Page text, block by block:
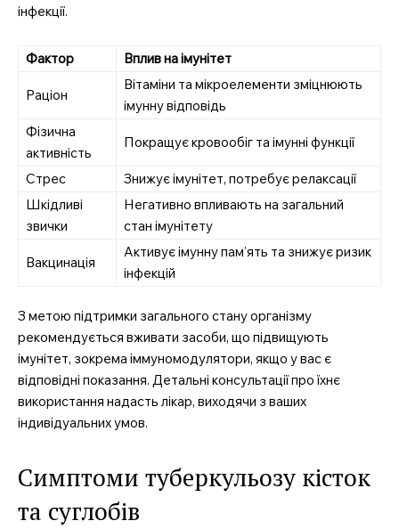
інфекції.
Фактор Вплив на імунітет
Раціон
Вітаміни та мікроелементи зміцнюють
імунну відповідь
Фізична
активність
Покращує кровообіг та імунні функції
Стрес
Знижує імунітет, потребує релаксації
Шкідливі
звички
Негативно впливають на загальний
стан імунітету
Вакцинація
Активує імунну пам’ять та знижує ризик
інфекцій
З метою підтримки загального стану організму
рекомендується вживати засоби, що підвищують
імунітет, зокрема іммуномодулятори, якщо у вас є
відповідні показання. Детальні консультації про їхнє
використання надасть лікар, виходячи з ваших
індивідуальних умов.
Симптоми туберкульозу кісток
та суглобів